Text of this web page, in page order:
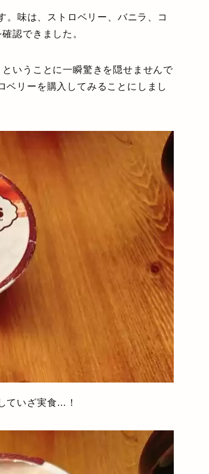
味は、ストロベリー、バニラ、コ
認できました。
いうことに一瞬驚きを隠せませんで
ベリーを購入してみることにしまし
ていざ実食…！